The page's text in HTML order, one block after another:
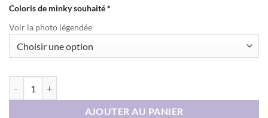
Coloris de minky souhaité*
Voir la photo légendée
AJOUTER AU PANIER